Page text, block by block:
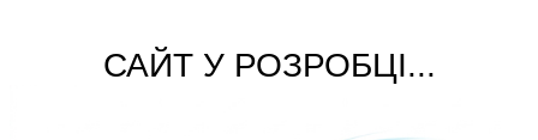
САЙТ У РОЗРОБЦІ...